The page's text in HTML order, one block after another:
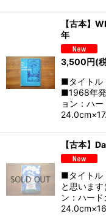
【古本】
年
3,500円(
■タイトル
■1968年
ョン：ハ
【古本】
■タイトル
と思いま
ン：ハー